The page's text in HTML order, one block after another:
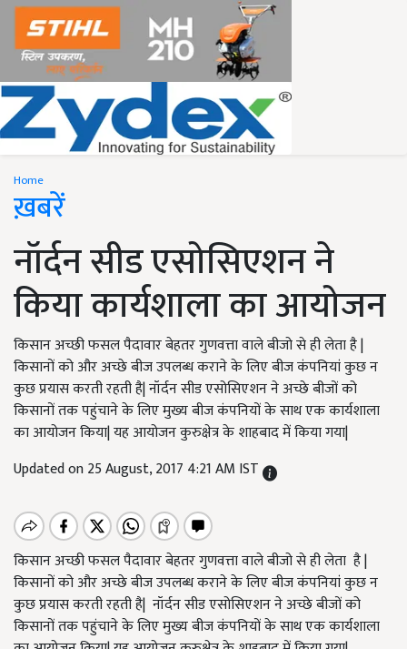
Home
ख़बरें
नॉर्दन सीड एसोसिएशन ने
किया कार्यशाला का आयोजन
किसान अच्छी फसल पैदावार बेहतर गुणवत्ता वाले बीजो से ही लेता है |
किसानों को और अच्छे बीज उपलब्ध कराने के लिए बीज कंपनियां कुछ न
कुछ प्रयास करती रहती है| नॉर्दन सीड एसोसिएशन ने अच्छे बीजों को
किसानों तक पहुंचाने के लिए मुख्य बीज कंपनियों के साथ एक कार्यशाला
का आयोजन किया| यह आयोजन कुरुक्षेत्र के शाहबाद में किया गया|
Updated on 25 August, 2017 4:21 AM IST
किसान अच्छी फसल पैदावार बेहतर गुणवत्ता वाले बीजो से ही लेता है |
किसानों को और अच्छे बीज उपलब्ध कराने के लिए बीज कंपनियां कुछ न
कुछ प्रयास करती रहती है| नॉर्दन सीड एसोसिएशन ने अच्छे बीजों को
किसानों तक पहुंचाने के लिए मुख्य बीज कंपनियों के साथ एक कार्यशाला